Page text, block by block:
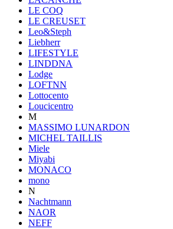
LE COQ
LE CREUSET
Leo&Steph
Liebherr
LIFESTYLE
LINDDNA
Lodge
LOFTNN
Lottocento
Loucicentro
M
MASSIMO LUNARDON
MICHEL TAILLIS
Miele
Miyabi
MONACO
mono
N
Nachtmann
NAOR
NEFF